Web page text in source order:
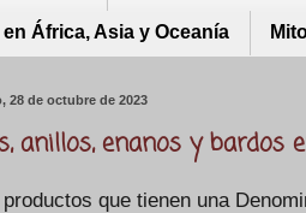
en África, Asia y Oceanía
28 de octubre de 2023
anillos, enanos y bardos
que tienen una